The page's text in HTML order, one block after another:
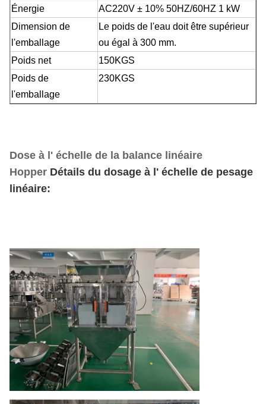
Énergie
AC220V ± 10% 50HZ/60HZ 1 kW
Dimension de
l'emballage
Le poids de l'eau doit être supérieur
ou égal à 300 mm.
Poids net
150KGS
Poids de
l'emballage
230KGS
Dose à l' échelle de la balance linéaire
Hopper Détails du dosage à l' échelle de pesage
linéaire: